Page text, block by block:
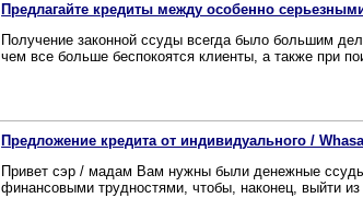
Предлагайте кредиты между особенно
Получение законной ссуды всегда было большим
чем все больше беспокоятся клиенты, а также при
Предложение кредита от индивидуального /
Привет сэр / мадам Вам нужны были денежные
финансовыми трудностями, чтобы, наконец, выйти